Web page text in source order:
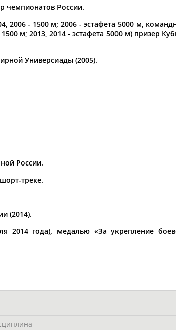
Подпишись
чемпионатов России.
2006 - 1500 м; 2006 - эстафета 5000 м,
м; 2013, 2014 - эстафета 5000 м) призер
Универсиады (2005).
России.
треке.
(2014).
2014 года), медалью «За укрепление